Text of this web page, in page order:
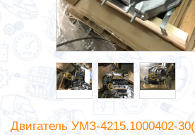
Двигатель УМЗ-4215.1000402-